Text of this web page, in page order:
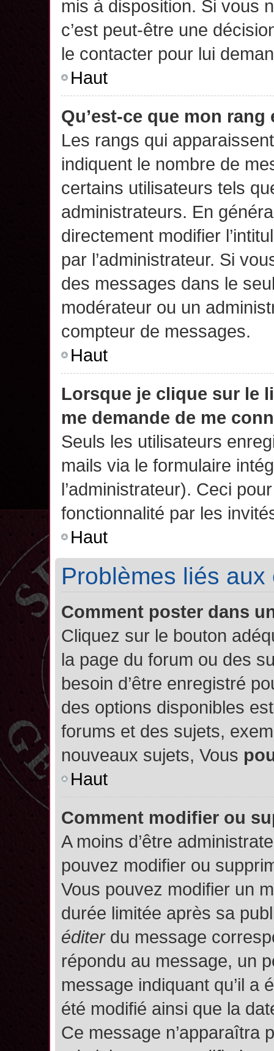
mis à disposition. Si vous
c’est peut-être une
le contacter pour lui
Haut
Qu’est-ce que mon
Les rangs qui
indiquent le nombre de
certains utilisateurs tels
administrateurs. En
directement modifier
par l’administrateur. Si
des messages dans le
modérateur ou un
compteur de messages.
Haut
Lorsque je clique sur le
me demande de me
Seuls les utilisateurs
mails via le formulaire
l’administrateur). Ceci
fonctionnalité par les
Haut
Problèmes liés
Comment poster dans
Cliquez sur le bouton
la page du forum ou des
besoin d’être enregistré
des options disponibles
forums et des sujets,
nouveaux sujets, Vous
Haut
Comment modifier ou
A moins d’être
pouvez modifier ou
Vous pouvez modifier un
durée limitée après sa
éditerdu message
répondu au message, un
message indiquant qu’il a
été modifié ainsi que la
Ce message n’apparaîtra